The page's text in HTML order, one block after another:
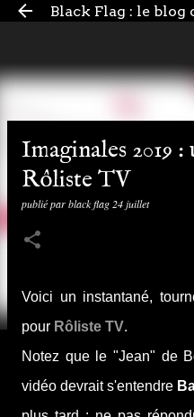
Accéder au
Black Flag : le blog
Imaginales 2019
Rôliste TV
publié parblack flag 24 juillet
Voici un instantané,
pour Rôliste TV.
Notez que le "Jean" de
vidéo devrait s'entendre